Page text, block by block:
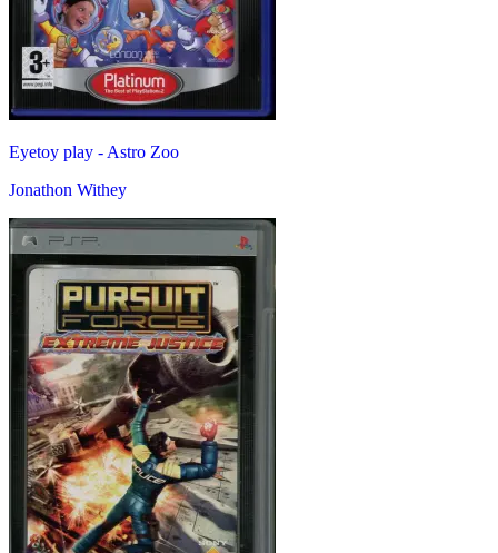
Eyetoy play - Astro Zoo
Jonathon Withey